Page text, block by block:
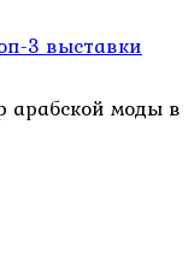
3 выставки
арабской моды в